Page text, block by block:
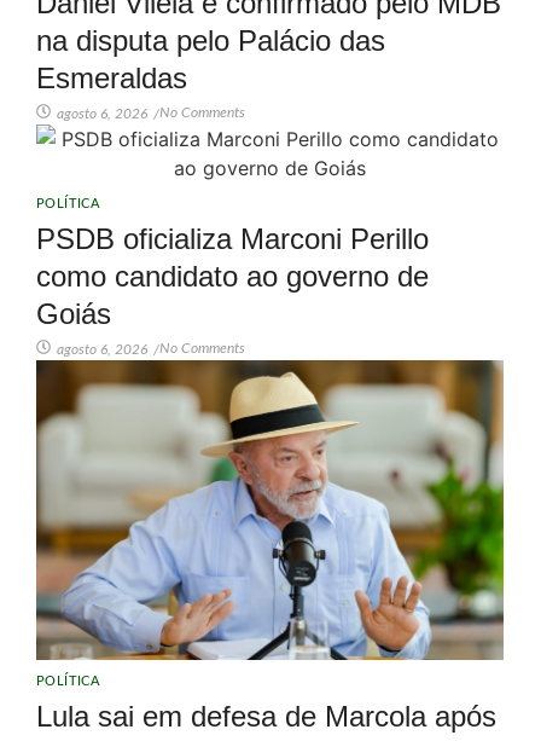
na disputa pelo Palácio das
Esmeraldas
agosto 6, 2026 /No Comments
POLÍTICA
PSDB oficializa Marconi Perillo
como candidato ao governo de
Goiás
agosto 6, 2026 /No Comments
POLÍTICA
Lula sai em defesa de Marcola após